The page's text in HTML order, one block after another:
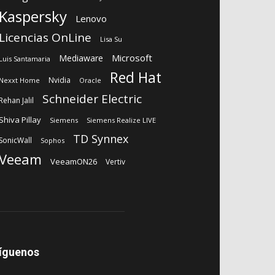
Lenovo
OnLine Lisa Su
Santamaria Mediaware Microsoft
Home Nvidia Oracle Red Hat
Jalil Schneider Electric
Pillay Siemens Siemens Realize LIVE
Sophos TD Synnex
VeeamON26 Vertiv